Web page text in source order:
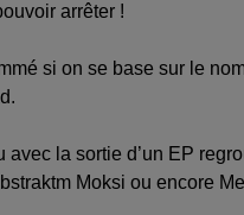
arrêter !
si on se base sur le
la sortie d’un EP
Moksi ou encore